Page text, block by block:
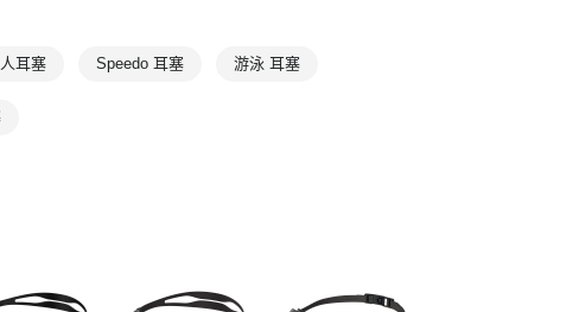
耳塞 Speedo 耳塞 游泳 耳塞